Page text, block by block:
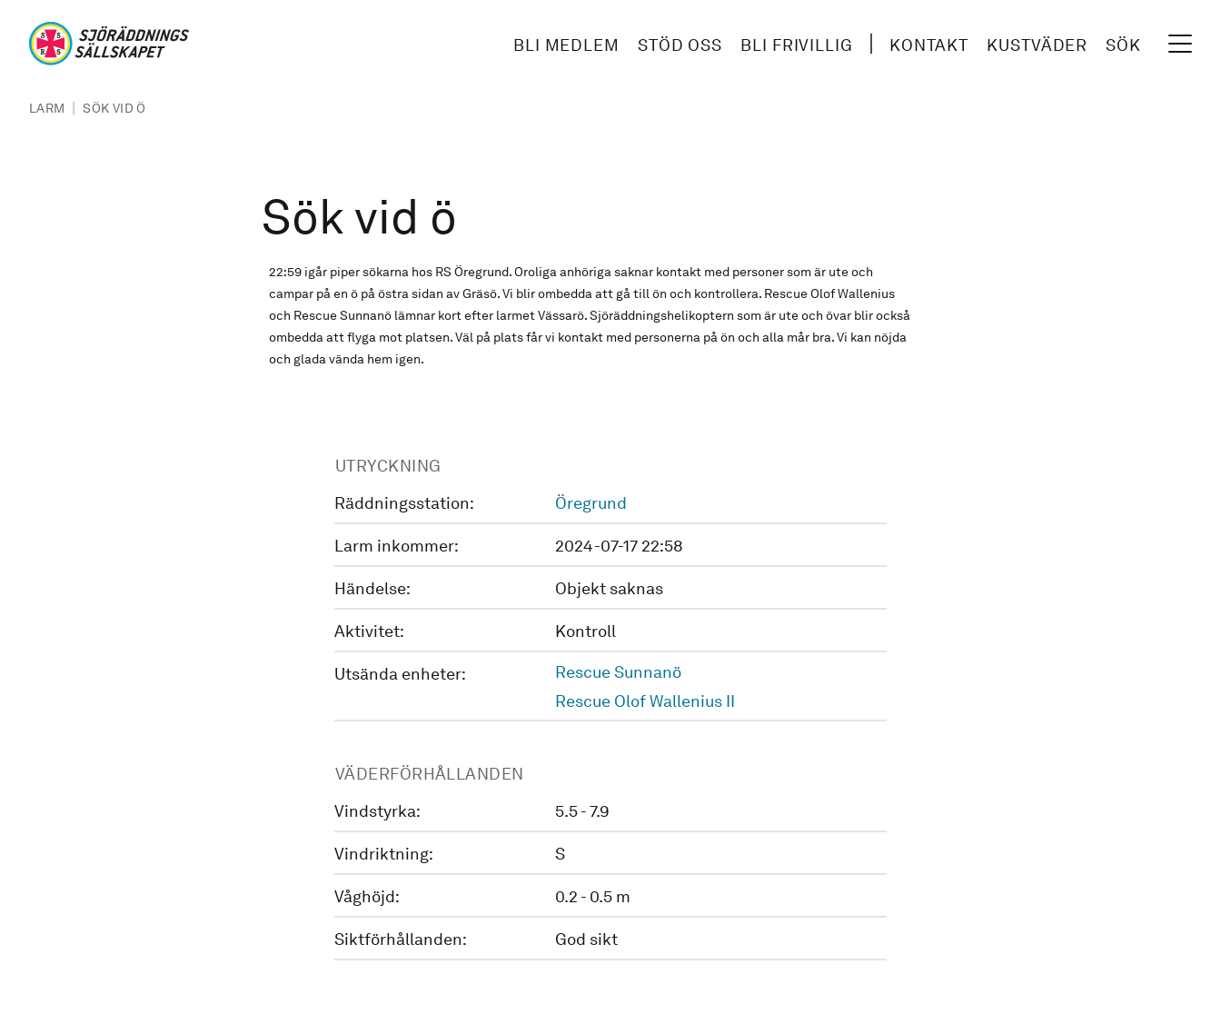
BLI MEDLEM STÖD OSS BLI FRIVILLIG KONTAKT KUSTVÄDER SÖK
LARM | SÖK VID Ö
Sök vid ö
22:59 igår piper sökarna hos RS Öregrund. Oroliga anhöriga saknar kontakt med personer som är ute och
campar på en ö på östra sidan av Gräsö. Vi blir ombedda att gå till ön och kontrollera. Rescue Olof Wallenius
och Rescue Sunnanö lämnar kort efter larmet Vässarö. Sjöräddningshelikoptern som är ute och övar blir också
ombedda att flyga mot platsen. Väl på plats får vi kontakt med personerna på ön och alla mår bra. Vi kan nöjda
och glada vända hem igen.
UTRYCKNING
Räddningsstation:
Öregrund
Larm inkommer: 2024-07-17 22:58
Händelse: Objekt saknas
Aktivitet: Kontroll
Utsända enheter:
Rescue Sunnanö
Rescue Olof Wallenius II
VÄDERFÖRHÅLLANDEN
Vindstyrka:
5.5 - 7.9
Vindriktning: S
Våghöjd: 0.2 - 0.5 m
Siktförhållanden: God sikt